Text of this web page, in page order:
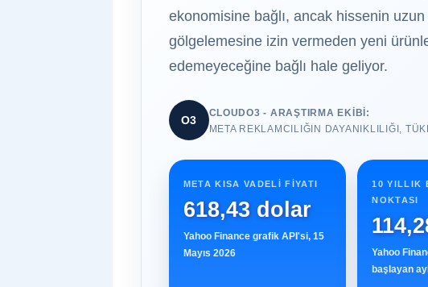
ekonomisine bağlı, ancak hissenin
gölgelemesine izin vermeden yeni
edemeyeceğine bağlı hale geliyor.
O3
CLOUDO3 - ARAŞTIRMA EKIBI:
META REKLAMCILIĞIN DAYANIKLILIĞI,
META KISA VADELI FIYATI
618,43 dolar
Yahoo Finance grafik API'si, 15
Mayıs 2026
10 YILLIK
NOKTASI
Yahoo
başlayan